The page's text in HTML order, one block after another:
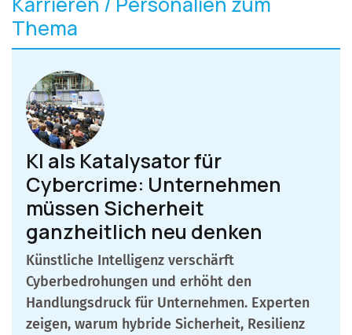
Thema
KI als Katalysator für
Cybercrime: Unternehmen
müssen Sicherheit
ganzheitlich neu denken
Künstliche Intelligenz verschärft
Cyberbedrohungen und erhöht den
Handlungsdruck für Unternehmen. Experten
zeigen, warum hybride Sicherheit, Resilienz